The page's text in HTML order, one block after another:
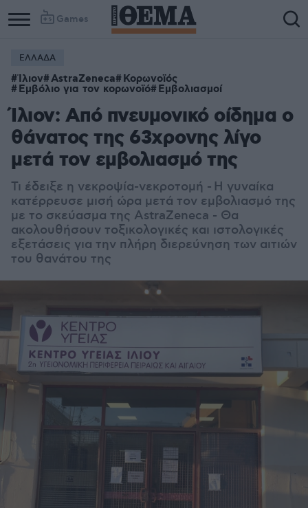
Games
ΕΛΛΑΔΑ
Ίλιον AstraZeneca Κορωνοϊός
Εμβόλιο για τον κορωνοϊό Εμβολιασμοί
Ίλιον: Από πνευμονικό οίδημα ο
θάνατος της 63χρονης λίγο
μετά τον εμβολιασμό της
Τι έδειξε η νεκροψία-νεκροτομή - Η γυναίκα
κατέρρευσε μισή ώρα μετά τον εμβολιασμό της
με το σκεύασμα της AstraZeneca - Θα
ακολουθήσουν τοξικολογικές και ιστολογικές
εξετάσεις για την πλήρη διερεύνηση των αιτιών
του θανάτου της